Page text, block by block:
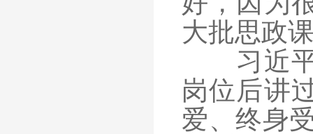
大批思政
习近平
岗位后讲
爱、终身